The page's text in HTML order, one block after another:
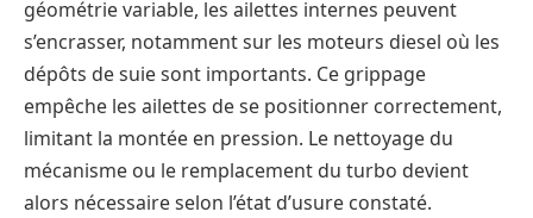
géométrie variable, les ailettes internes peuvent
s’encrasser, notamment sur les moteurs diesel où les
dépôts de suie sont importants. Ce grippage
empêche les ailettes de se positionner correctement,
limitant la montée en pression. Le nettoyage du
mécanisme ou le remplacement du turbo devient
alors nécessaire selon l’état d’usure constaté.